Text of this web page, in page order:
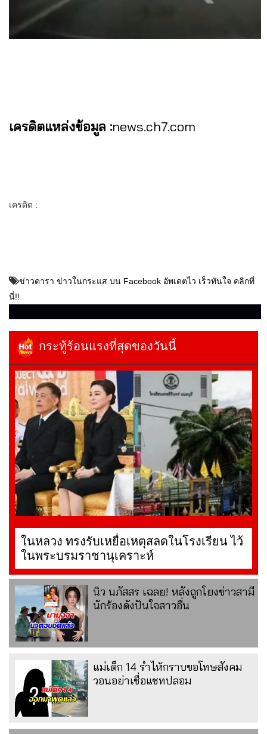
เครดิตแหล่งข้อมูล :news.ch7.com
เครดิต :
ข่าวดารา ข่าวในกระแส บน Facebook อัพเดตไว เร็วทันใจ คลิกที่
นี่!!
กระทู้ร้อนแรงที่สุดของวันนี้
ในหลวง ทรงรับเหยื่อเหตุสลดในโรงเรียน ไว้
ในพระบรมราชานุเคราะห์
นิว นภัสสร เฉลย! หลังถูกโยงข่าวสามี
นักร้องดังปันใจสาวอื่น
แม่เด็ก 14 ร่ำไห้กราบขอโทษสังคม
วอนอย่าเชื่อแชทปลอม